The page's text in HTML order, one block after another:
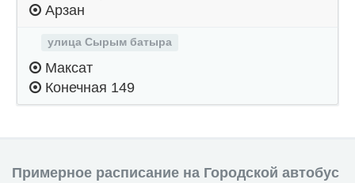
Арзан
улица Сырым батыра
Максат
Конечная 149
Примерное расписание на Городской автобус